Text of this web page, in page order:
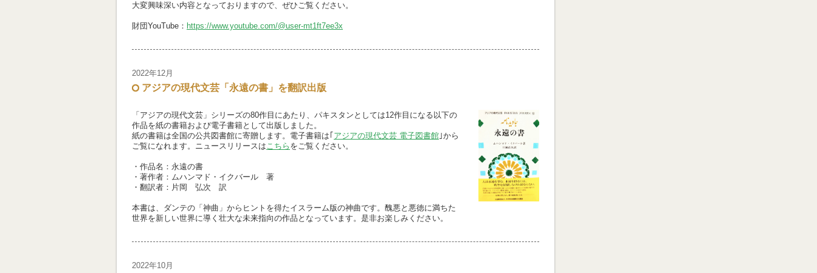
大変興味深い内容となっておりますので、ぜひご覧ください。
財団YouTube： https://www.youtube.com/@user-mt1ft7ee3x
2022年12月
アジアの現代文芸「永遠の書」を翻訳出版
「アジアの現代文芸」シリーズの80作目にあたり、パキスタンとしては12作目になる以下の
作品を紙の書籍および電子書籍として出版しました。
紙の書籍は全国の公共図書館に寄贈します。電子書籍は｢ アジアの現代文芸 電子図書館 ｣から
ご覧になれます。 ニュースリリースはこちら をご覧ください。
・作品名：永遠の書
・著作者：ムハンマド・イクバール 著
・翻訳者：片岡 弘次 訳
本書は、ダンテの「神曲」からヒントを得たイスラーム版の神曲です。醜悪と悪徳に満ちた
世界を新しい世界に導く壮大な未来指向の作品となっています。是非お楽しみください。
2022年10月